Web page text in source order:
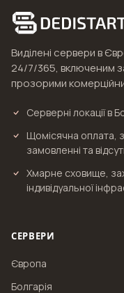
Виділені сервери в
24/7/365, включеним
прозорими
Серверні локації в
Щомісячна оплата,
замовленні та
Хмарне сховище,
індивідуальної
СЕРВЕРИ
Європа
Болгарія